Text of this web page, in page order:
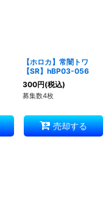
【ホロカ】常闇トワ
【SR】hBP03-056
300円(税込)
募集数4枚
売却する